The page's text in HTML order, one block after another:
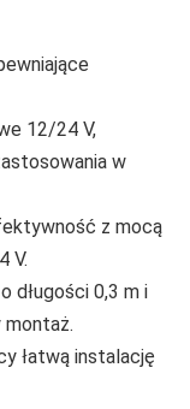
12/24 V,
w
z mocą
V.
długości 0,3 m i
montaż.
łatwą instalację